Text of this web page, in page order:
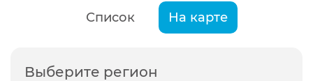
Список На карте
Выберите регион